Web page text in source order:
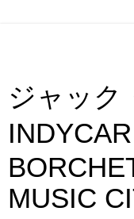
ジャック
MUSIC